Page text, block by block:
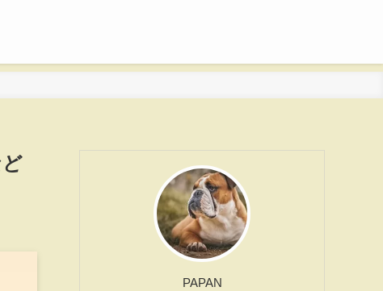
PAPAN